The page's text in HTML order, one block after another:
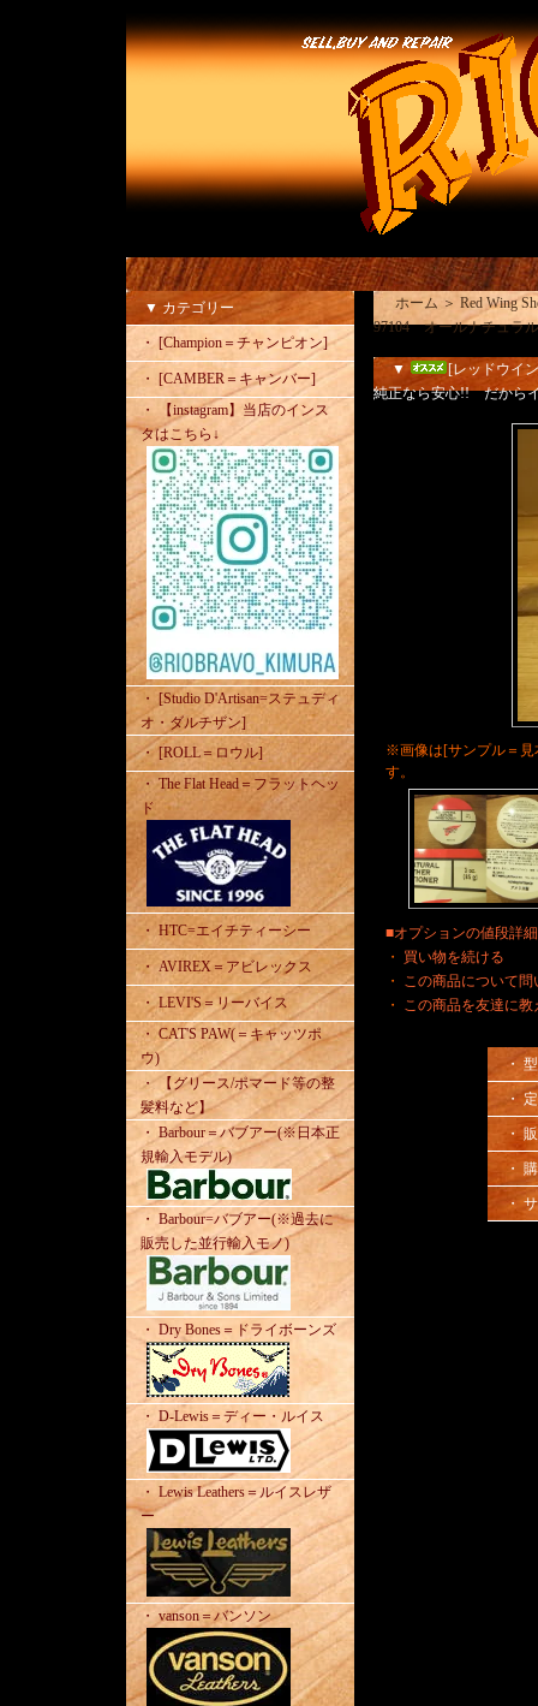
▼ カテゴリー
・ [Champion＝チャンピオン]
・ [CAMBER＝キャンバー]
・ 【instagram】当店のインス
タはこちら↓
・ [Studio D'Artisan=ステュディ
オ・ダルチザン]
・ [ROLL＝ロウル]
・ The Flat Head＝フラットヘッ
ド
・ HTC=エイチティーシー
・ AVIREX＝アビレックス
・ LEVI'S＝リーバイス
・ CAT'S PAW(＝キャッツポ
ウ)
・ 【グリース/ポマード等の整
髪料など】
・ Barbour＝バブアー(※日本正
規輸入モデル)
・ Barbour=バブアー(※過去に
販売した並行輸入モノ)
・ Dry Bones＝ドライボーンズ
・ D-Lewis＝ディー・ルイス
・ Lewis Leathers＝ルイスレザ
ー
・ vanson＝バンソン
ホーム ＞ Red Wing
97104 オールナチュラ
▼
[レッドウイ
純正なら安心!! だから
※画像は[サンプル＝見
す。
■オプションの値段詳
・ 買い物を続ける
・
この商品について
・
この商品を友達に教
・
・
・
・
・